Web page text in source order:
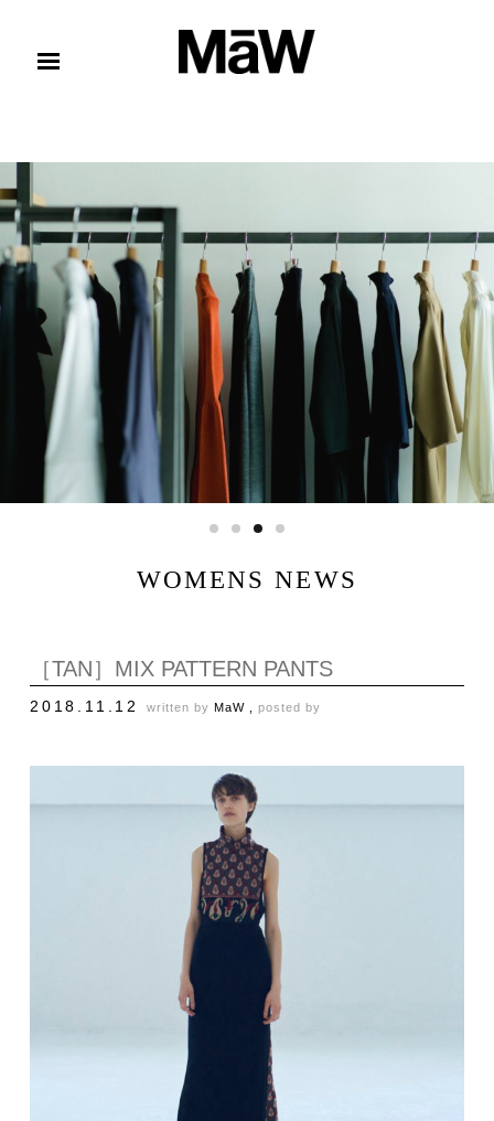
WOMENS NEWS
［TAN］MIX PATTERN PANTS
2018.11.12 written by MaW , posted by